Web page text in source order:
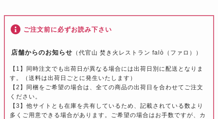
ご注文前に必ずお読み下さい
店舗からのお知らせ （代官山 焚き火レストラン falò（ファロ））
【1】同時注文でも出荷日が異なる場合には出荷日別に配送となりま
す。（送料は出荷日ごとに発生いたします）
【2】同梱をご希望の場合は、全ての商品の出荷日を合わせてご注文
ください。
【3】他サイトとも在庫を共有しているため、記載されている数より
多くご用意できる場合があります。ご希望の場合はお手数ですが、カ